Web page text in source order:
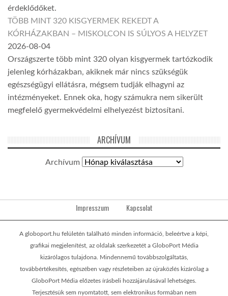
érdeklődőket.
TÖBB MINT 320 KISGYERMEK REKEDT A
KÓRHÁZAKBAN – MISKOLCON IS SÚLYOS A HELYZET
2026-08-04
Országszerte több mint 320 olyan kisgyermek tartózkodik
jelenleg kórházakban, akiknek már nincs szükségük
egészségügyi ellátásra, mégsem tudják elhagyni az
intézményeket. Ennek oka, hogy számukra nem sikerült
megfelelő gyermekvédelmi elhelyezést biztosítani.
ARCHÍVUM
Archívum
Impresszum Kapcsolat
A globoport.hu felületén található minden információ, beleértve a képi,
grafikai megjelenítést, az oldalak szerkezetét a GloboPort Média
kizárólagos tulajdona. Mindennemű továbbszolgáltatás,
továbbértékesítés, egészében vagy részleteiben az újraközlés kizárólag a
GloboPort Média előzetes írásbeli hozzájárulásával lehetséges.
Terjesztésük sem nyomtatott, sem elektronikus formában nem